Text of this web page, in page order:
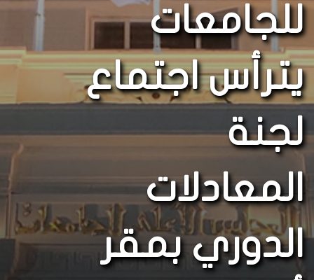
للجامعات
يترأس اجتماع
لجنة
المعادلات
الدوري بمقر